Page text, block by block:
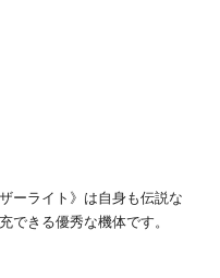
ーライト》は自身も伝説な
できる優秀な機体です。